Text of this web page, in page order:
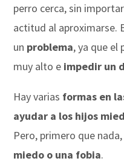
perro cerca, sin
actitud al aproximarse.
un problema, ya que el
muy alto e impedir un
Hay varias formas en
ayudar a los hijos
Pero, primero que
miedo o una fobia.